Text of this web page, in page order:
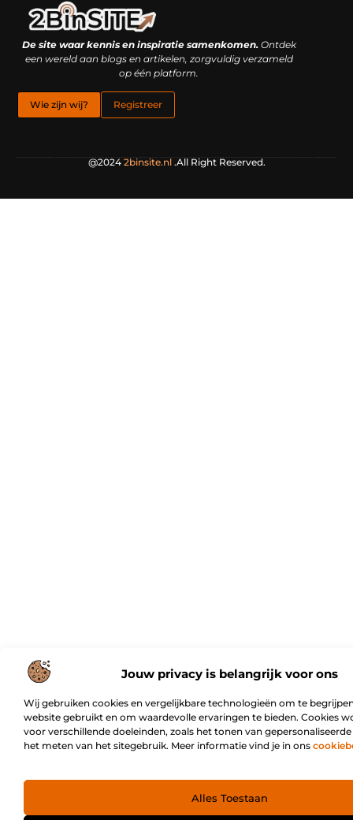
Jouw privacy is belangrijk voor ons
Wij gebruiken cookies en vergelijkbare technologieën om te
website gebruikt en om waardevolle ervaringen te bieden. Cookies
voor verschillende doeleinden, zoals het tonen van
het meten van het sitegebruik. Meer informatie vind je in ons
Alles Toestaan
De site waar kennis en inspiratie samenkomen.Ontdek
een wereld aan blogs en artikelen, zorgvuldig verzameld
op één platform.
Wie zijn wij? Registreer
@2024 2binsite.nl.All Right Reserved.